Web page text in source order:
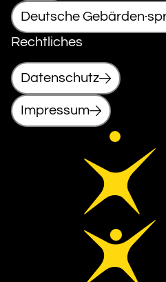
Deutsche
Rechtliches
Datenschutz
Impressum